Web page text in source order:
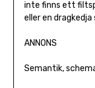
inte finns ett
eller en
ANNONS
Semantik,